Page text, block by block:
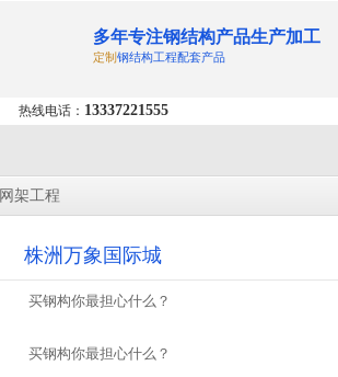
多年专注钢结构产品生产加工
定制钢结构工程配套产品
热线电话： 13337221555
网架工程
株洲万象国际城